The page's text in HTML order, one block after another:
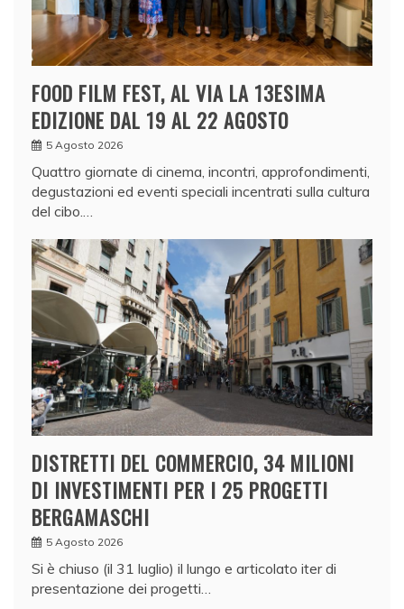
p
e
v
e
n
d
e
b
e
r
a
a
p
p
r
o
v
a
FOOD FILM FEST, AL VIA LA 13ESIMA
EDIZIONE DAL 19 AL 22 AGOSTO
5 Agosto 2026
Quattro giornate di cinema, incontri, approfondimenti,
degustazioni ed eventi speciali incentrati sulla cultura
del cibo.…
DISTRETTI DEL COMMERCIO, 34 MILIONI
DI INVESTIMENTI PER I 25 PROGETTI
BERGAMASCHI
5 Agosto 2026
Si è chiuso (il 31 luglio) il lungo e articolato iter di
presentazione dei progetti…